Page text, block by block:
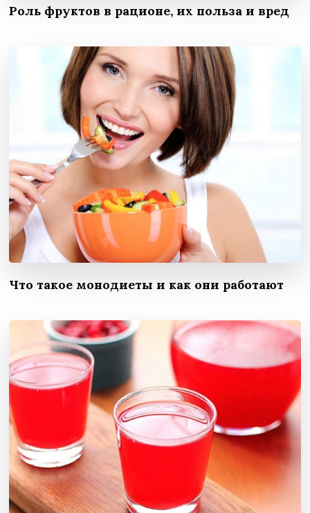
Роль фруктов в рационе, их польза и вред
Что такое монодиеты и как они работают